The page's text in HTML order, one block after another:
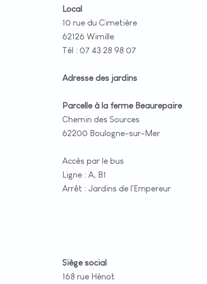
Local
10 rue du Cimetière
62126 Wimille
Tél : 07 43 28 98 07
Adresse des jardins
Parcelle à la ferme Beaurepaire
Chemin des Sources
62200 Boulogne-sur-Mer
Accès par le bus
Ligne : A, B1
Arrêt : Jardins de l'Empereur
Siège social
168 rue Hénot